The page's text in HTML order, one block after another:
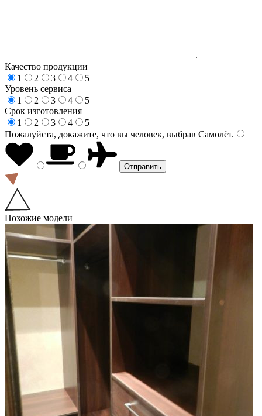
Качество продукции
1
2 3 4
5
Уровень сервиса
1
2 3 4
5
Срок изготовления
1
2 3 4
5
Пожалуйста, докажите, что вы человек, выбрав Самолёт.
Похожие модели